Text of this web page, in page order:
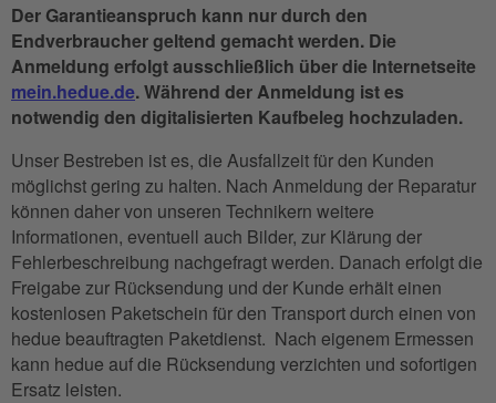
Der Garantieanspruch kann nur durch den
Endverbraucher geltend gemacht werden. Die
Anmeldung erfolgt ausschließlich über die Internetseite
mein.hedue.de. Während der Anmeldung ist es
notwendig den digitalisierten Kaufbeleg hochzuladen.
Unser Bestreben ist es, die Ausfallzeit für den Kunden
möglichst gering zu halten. Nach Anmeldung der Reparatur
können daher von unseren Technikern weitere
Informationen, eventuell auch Bilder, zur Klärung der
Fehlerbeschreibung nachgefragt werden. Danach erfolgt die
Freigabe zur Rücksendung und der Kunde erhält einen
kostenlosen Paketschein für den Transport durch einen von
hedue beauftragten Paketdienst. Nach eigenem Ermessen
kann hedue auf die Rücksendung verzichten und sofortigen
Ersatz leisten.